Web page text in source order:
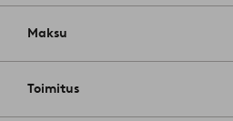
Maksu
Toimitus